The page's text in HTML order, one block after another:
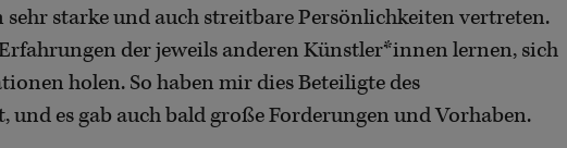
starke und auch streitbare Persönlichkeiten vertreten.
der jeweils anderen Künstler*innen lernen, sich
holen. So haben mir dies Beteiligte des
und es gab auch bald große Forderungen und Vorhaben.